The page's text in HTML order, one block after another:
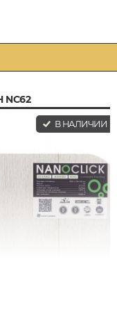
NC62
В НАЛИЧИИ